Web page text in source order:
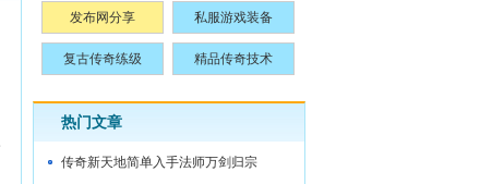
发布网分享 私服游戏装备
复古传奇练级 精品传奇技术
热门文章
传奇新天地简单入手法师万剑归宗